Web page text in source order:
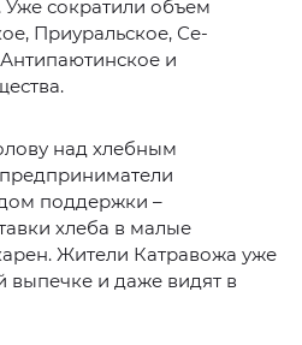
Уже сократили объем
Приуральское, Се-
и
над хлебным
поддержки –
хлеба в малые
Жители Катравожа уже
выпечке и даже видят в